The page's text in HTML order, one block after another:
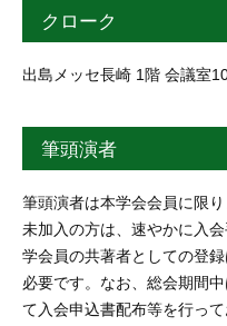
クローク
出島メッセ長崎 1階 会議室
筆頭演者
筆頭演者は本学会会員に限り
未加入の方は、速やかに入
学会員の共著者としての登
必要です。なお、総会期間
て入会申込書配布等を行って